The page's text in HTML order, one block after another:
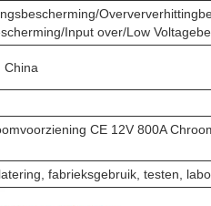
Input over/Low
China
CE 12V 800A
fabrieksgebruik, testen,